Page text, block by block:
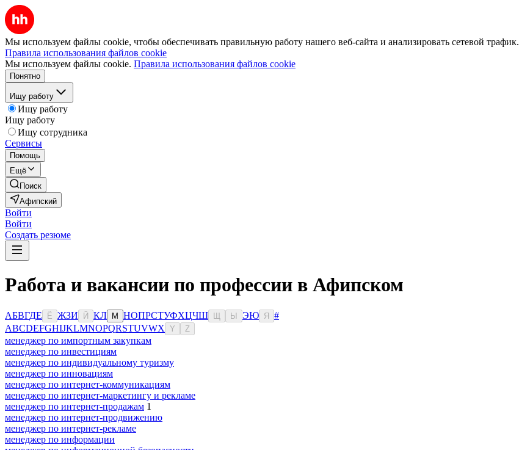
Мы используем файлы cookie, чтобы обеспечивать правильную работу нашего веб-сайта и анализировать сетевой трафик.
Правила использования файлов cookie
Мы используем файлы cookie. Правила использования файлов cookie
Понятно
Ищу работу
Ищу работу
Ищу работу
Ищу сотрудника
Сервисы
Помощь
Ещё
Поиск
Афипский
Войти
Войти
Создать резюме
Работа и вакансии по профессии в Афипском
АБВГДЕ Ё ЖЗИ Й КЛ М НОПРСТУФХЦЧШ Ы ЭЮ Я
#
ABCDEFGHIJKLMNOPQRSTUVWX Y Z
менеджер по импортным закупкам
менеджер по инвестициям
менеджер по индивидуальному туризму
менеджер по инновациям
менеджер по интернет-коммуникациям
менеджер по интернет-маркетингу и рекламе
менеджер по интернет-продажам 1
менеджер по интернет-продвижению
менеджер по интернет-рекламе
менеджер по информации